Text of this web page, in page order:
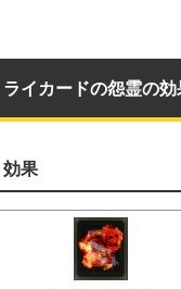
ライカードの怨霊の
効果